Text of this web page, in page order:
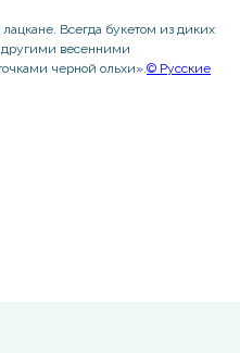
Всегда букетом из диких
весенними
черной ольхи».© Русские